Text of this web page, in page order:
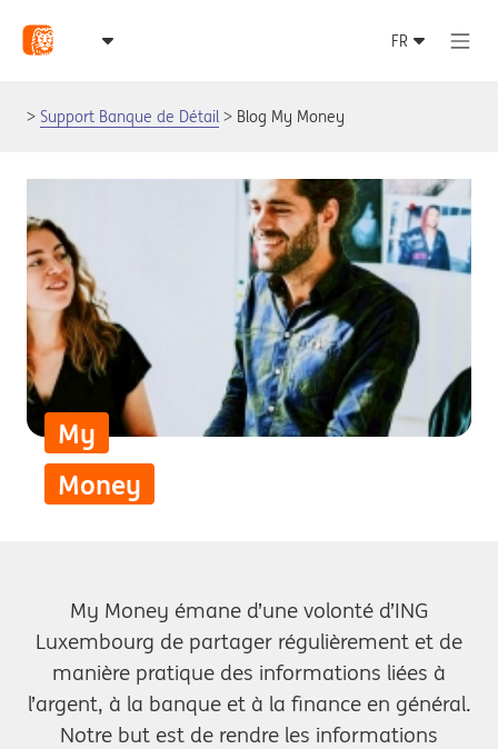
Support Banque de Détail Blog My Money
My
Money
My Money émane d’une volonté d’ING
Luxembourg de partager régulièrement et de
manière pratique des informations liées à
l’argent, à la banque et à la finance en général.
Notre but est de rendre les informations